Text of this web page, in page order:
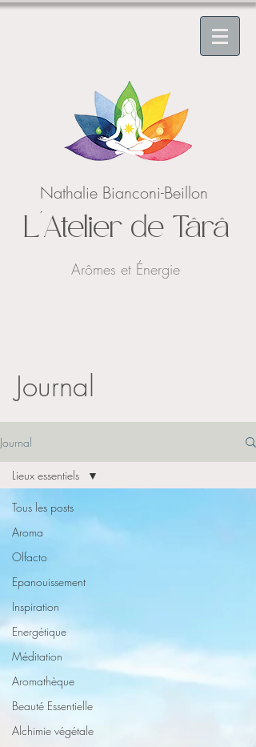
Nathalie Bianconi-Beillon
L'Atelier de Târâ
Arômes et Énergie
Journal
Journal
Tous les posts
Aroma
Olfacto
Epanouissement
Inspiration
Energétique
Méditation
Aromathèque
Beauté Essentielle
Alchimie végétale
Lieux essentiels